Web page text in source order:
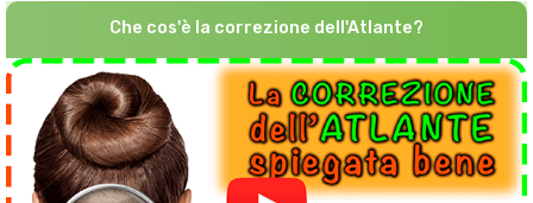
Che cos'è la correzione dell'Atlante?